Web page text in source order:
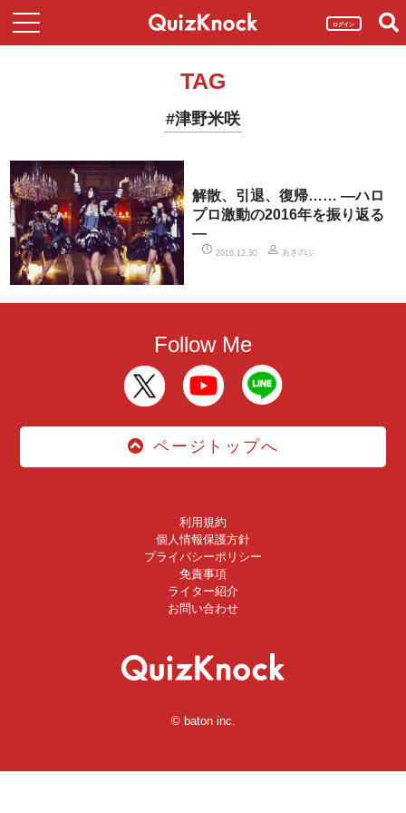
ログイン
TAG
#津野米咲
解散、引退、復帰…… ―ハロ
プロ激動の2016年を振り返る
―
2016.12.30 あきのぶ
Follow Me
ページトップへ
利用規約
個人情報保護方針
プライバシーポリシー
免責事項
ライター紹介
お問い合わせ
© baton inc.